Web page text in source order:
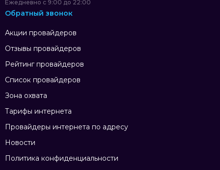
Акции провайдеров
Отзывы провайдеров
Рейтинг провайдеров
Список провайдеров
Зона охвата
Тарифы интернета
Провайдеры интернета по адресу
Новости
Политика конфиденциальности
Ежедневно с 9:00 до 22:00
Обратный звонок